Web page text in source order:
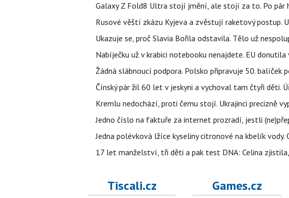
Galaxy Z Fold8 Ultra stojí jmění, ale stojí za to. Po pár
Rusové věští zkázu Kyjeva a zvěstují raketový postup.
Ukazuje se, proč Slavia Bořila odstavila. Tělo už
Nabíječku už v krabici notebooku nenajdete. EU
Žádná slábnoucí podpora. Polsko připravuje 50. balíček
Čínský pár žil 60 let v jeskyni a vychoval tam čtyři děti.
Kremlu nedochází, proti čemu stojí. Ukrajinci precizně
Jedno číslo na faktuře za internet prozradí, jestli
Jedna polévková lžíce kyseliny citronové na kbelík
17 let manželství, tři děti a pak test DNA: Celina
Tiscali.cz Games.cz